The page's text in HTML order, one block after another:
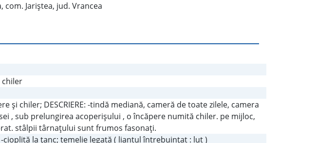
com. Jariştea, jud. Vrancea
chiler
şi chiler; DESCRIERE: -tindă mediană, cameră de toate zilele, camera
, sub prelungirea acoperişului , o încăpere numită chiler. pe mijloc,
stâlpii târnaţului sunt frumos fasonaţi.
-cioplită la ţanc; temelie legată ( liantul întrebuinţat : lut )